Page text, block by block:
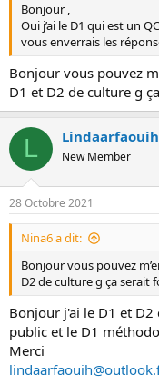
Bonjour ,
Oui j’ai le D1 qui est un
vous enverrais les
Bonjour vous pouvez
D1 et D2 de culture g
L Lindaarfaouih
New Member
28 Octobre 2021
Nina6 a dit:
Bonjour vous pouvez
D2 de culture g ça serait
Bonjour j'ai le D1 et D2
public et le D1
Merci